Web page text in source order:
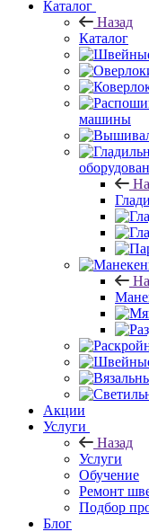
Каталог
Назад
Каталог
машины
Акции
Услуги
Назад
Услуги
Обучение
Ремонт
Подбор
Блог